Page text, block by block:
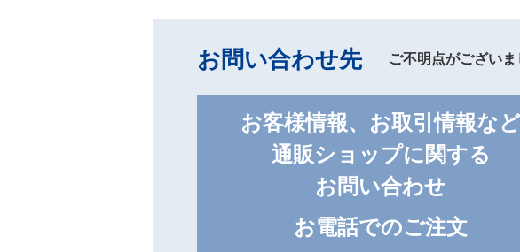
お問い合わせ先 ご不明点がござい
お客様情報、お取引情報など
通販ショップに関する
お問い合わせ
お電話でのご注文